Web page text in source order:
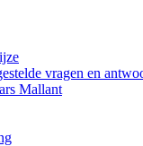
vragen en
Mallant